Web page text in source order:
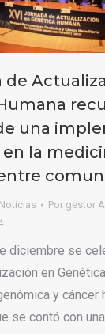
de
una
la
Noticias Por gestor
diciembre se
en
y cáncer
se contó con